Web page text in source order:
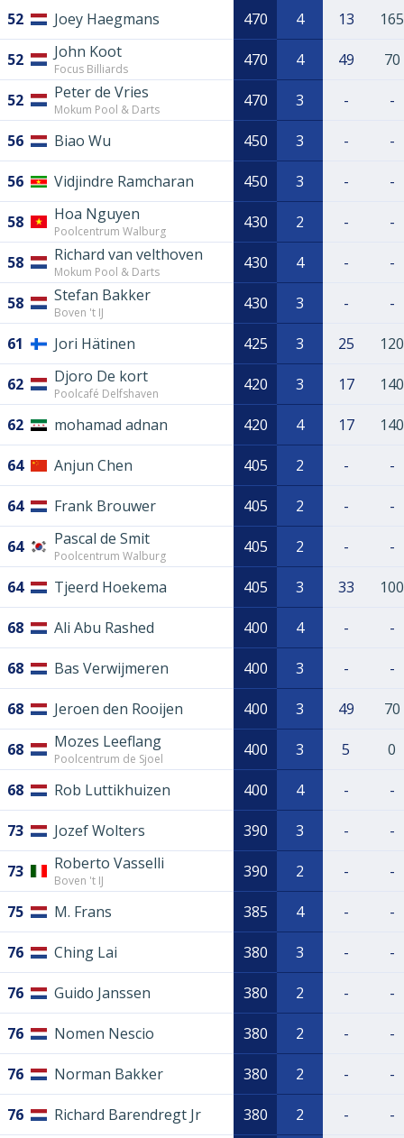
52 Joey Haegmans 470 4 13 165
52 John Koot
Focus Billiards 470 4 49 70
52 Peter de Vries
Mokum Pool & Darts 470 3 - -
56 Biao Wu 450 3 - -
56 Vidjindre Ramcharan 450 3 - -
58 Hoa Nguyen
Poolcentrum Walburg 430 2 - -
58 Richard van velthoven
Mokum Pool & Darts 430 4 - -
58 Stefan Bakker
Boven 't IJ 430 3 - -
61 Jori Hätinen 425 3 25 120
62 Djoro De kort
Poolcafé Delfshaven 420 3 17 140
62 mohamad adnan 420 4 17 140
64 Anjun Chen 405 2 - -
64 Frank Brouwer 405 2 - -
64 Pascal de Smit
Poolcentrum Walburg 405 2 - -
64 Tjeerd Hoekema 405 3 33 100
68 Ali Abu Rashed 400 4 - -
68 Bas Verwijmeren 400 3 - -
68 Jeroen den Rooijen 400 3 49 70
68 Mozes Leeflang
Poolcentrum de Sjoel 400 3 5 0
68 Rob Luttikhuizen 400 4 - -
73 Jozef Wolters 390 3 - -
73 Roberto Vasselli
Boven 't IJ 390 2 - -
75 M. Frans 385 4 - -
76 Ching Lai 380 3 - -
76 Guido Janssen 380 2 - -
76 Nomen Nescio 380 2 - -
76 Norman Bakker 380 2 - -
76 Richard Barendregt Jr 380 2 - -